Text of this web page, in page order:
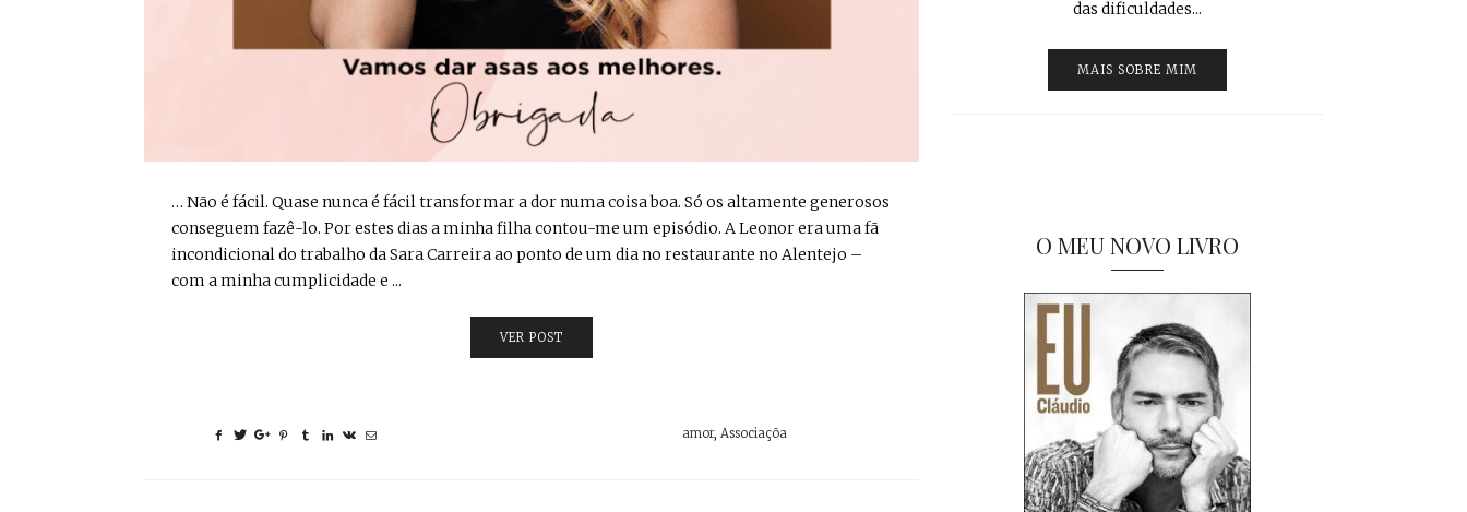
… Não é fácil. Quase nunca é fácil transformar a dor numa coisa boa. Só os altamente generosos
conseguem fazê-lo. Por estes dias a minha filha contou-me um episódio. A Leonor era uma fã
incondicional do trabalho da Sara Carreira ao ponto de um dia no restaurante no Alentejo –
com a minha cumplicidade e ...
VER POST
amor,Associaçõa
das dificuldades...
MAIS SOBRE MIM
O MEU NOVO LIVRO